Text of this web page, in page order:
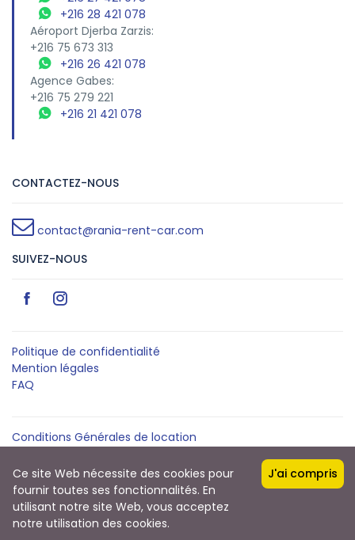
+216 28 421 078
Aéroport Djerba Zarzis:
+216 75 673 313
+216 26 421 078
Agence Gabes:
+216 75 279 221
+216 21 421 078
CONTACTEZ-NOUS
contact@rania-rent-car.com
SUIVEZ-NOUS
Politique de confidentialité
Mention légales
FAQ
Conditions Générales de location
Contact
Copyright © 2024
Ce site Web nécessite des cookies pour
fournir toutes ses fonctionnalités. En
utilisant notre site Web, vous acceptez
notre utilisation des cookies.
J'ai compris